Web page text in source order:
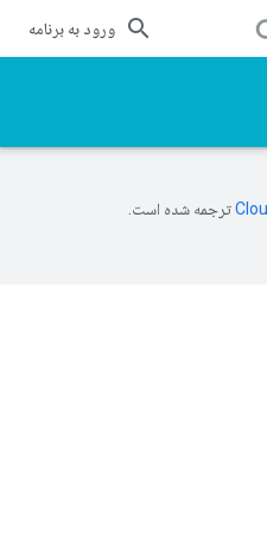
ورود به برنامه
ترجمه شده است.